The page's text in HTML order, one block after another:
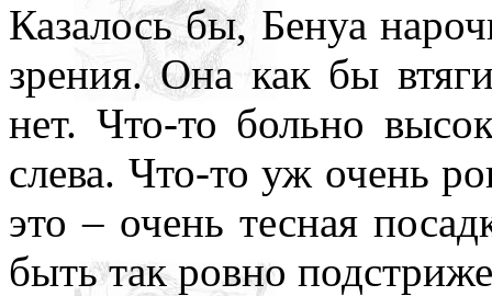
Казалось бы, Бенуа
зрения. Она как бы
нет. Что-то больно
слева. Что-то уж очень
это – очень тесная
быть так ровно